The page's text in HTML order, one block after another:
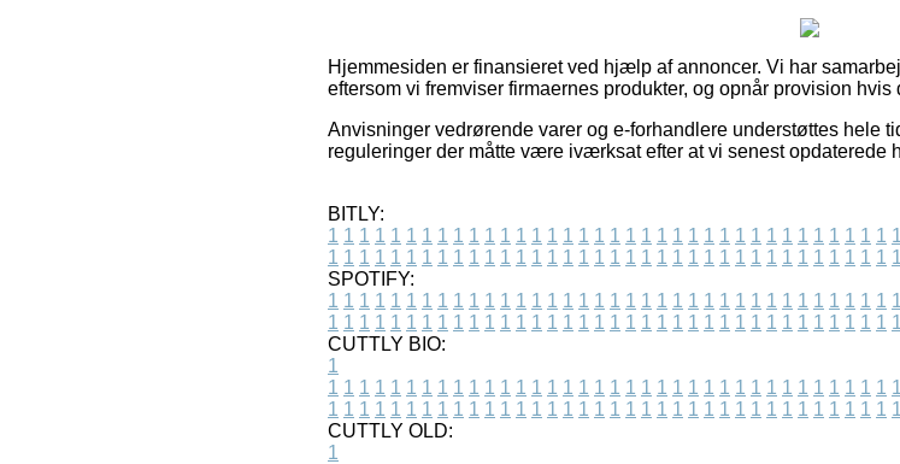
Hjemmesiden er finansieret ved hjælp af annoncer. Vi har
eftersom vi fremviser firmaernes produkter, og opnår provision
Anvisninger vedrørende varer og e-forhandlere understøttes hele
reguleringer der måtte være iværksat efter at vi senest opdaterede
BITLY:
1 1 1 1 1 1 1 1 1 1 1 1 1 1 1 1 1 1 1 1 1 1 1 1 1 1 1 1 1 1 1 1 1 1 1 1 1
1 1 1 1 1 1 1 1 1 1 1 1 1 1 1 1 1 1 1 1 1 1 1 1 1 1 1 1 1 1 1 1 1 1 1 1 1
SPOTIFY:
1 1 1 1 1 1 1 1 1 1 1 1 1 1 1 1 1 1 1 1 1 1 1 1 1 1 1 1 1 1 1 1 1 1 1 1 1
1 1 1 1 1 1 1 1 1 1 1 1 1 1 1 1 1 1 1 1 1 1 1 1 1 1 1 1 1 1 1 1 1 1 1 1 1
CUTTLY BIO:
1
1 1 1 1 1 1 1 1 1 1 1 1 1 1 1 1 1 1 1 1 1 1 1 1 1 1 1 1 1 1 1 1 1 1 1 1 1
1 1 1 1 1 1 1 1 1 1 1 1 1 1 1 1 1 1 1 1 1 1 1 1 1 1 1 1 1 1 1 1 1 1 1 1 1
CUTTLY OLD:
1